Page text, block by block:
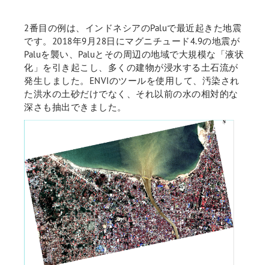
2番目の例は、インドネシアのPaluで最近起きた地震
です。2018年9月28日にマグニチュード4.9の地震が
Paluを襲い、Paluとその周辺の地域で大規模な「液状
化」を引き起こし、多くの建物が浸水する土石流が
発生しました。ENVIのツールを使用して、汚染され
た洪水の土砂だけでなく、それ以前の水の相対的な
深さも抽出できました。